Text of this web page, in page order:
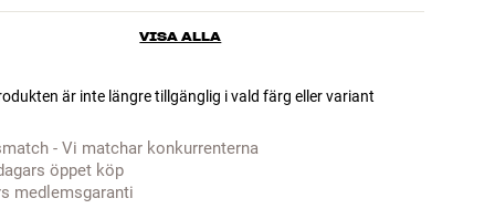
VISA ALLA
är inte längre tillgänglig i vald färg eller variant
- Vi matchar konkurrenterna
öppet köp
medlemsgaranti